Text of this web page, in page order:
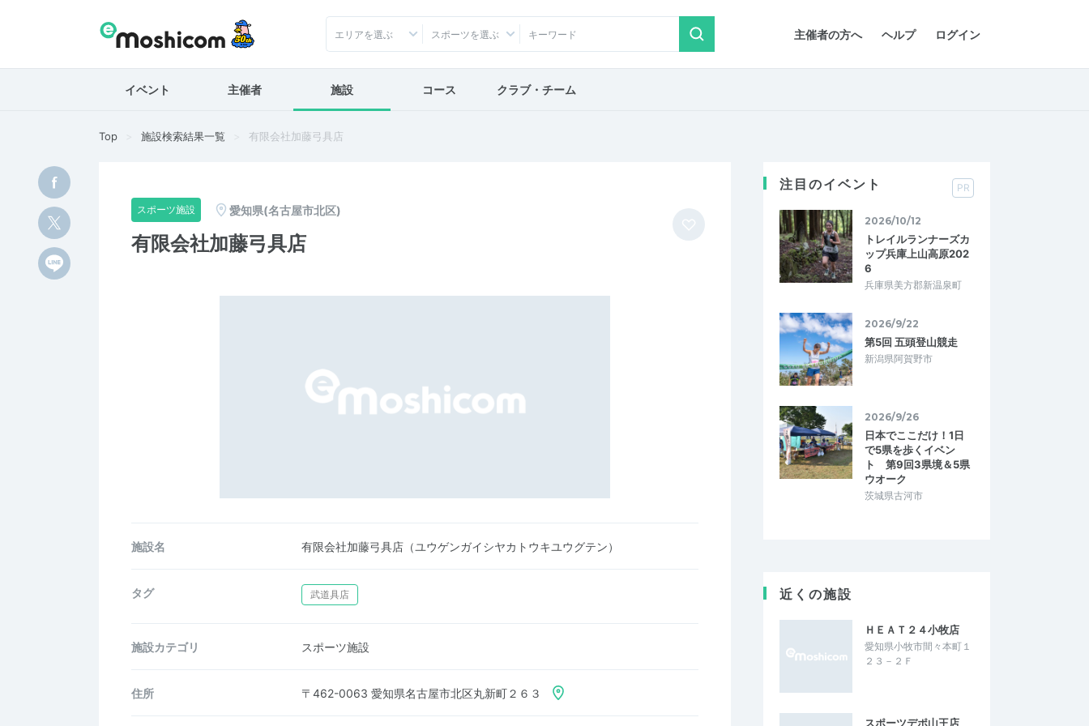
主催者の方へ ヘルプ ログイン
エリアを選ぶ スポーツを選ぶ
イベント 主催者 施設 コース クラブ・チーム
Top 施設検索結果一覧 有限会社加藤弓具店
スポーツ施設 愛知県(名古屋市北区)
有限会社加藤弓具店
施設名 有限会社加藤弓具店（ユウゲンガイシヤカトウキユウグテン）
タグ 武道具店
施設カテゴリ スポーツ施設
住所 〒462-0063 愛知県名古屋市北区丸新町２６３
注目のイベント PR
2026/10/12
トレイルランナーズカ
ップ兵庫上山高原202
6
兵庫県美方郡新温泉町
2026/9/22
第5回 五頭登山競走
新潟県阿賀野市
2026/9/26
日本でここだけ！1日
で5県を歩くイベン
ト 第9回3県境＆5県
ウオーク
茨城県古河市
近くの施設
ＨＥＡＴ２４小牧店
愛知県小牧市間々本町１
２３－２Ｆ
スポーツデポ山王店